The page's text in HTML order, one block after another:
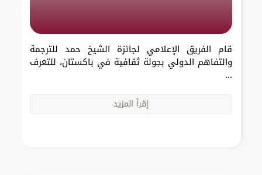
قام الفريق الإعلامي لجائزة الشيخ حمد للترجمة
والتفاهم الدولي بجولة ثقافية في باكستان، للتعرف
...
إقرأ المزيد